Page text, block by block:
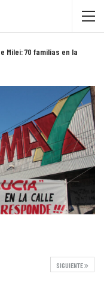
Milei: 70 familias en la
SIGUIENTE